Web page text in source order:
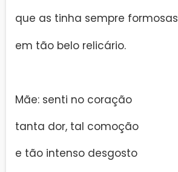
que as tinha sempre formosas
em tão belo relicário.
Mãe: senti no coração
tanta dor, tal comoção
e tão intenso desgosto